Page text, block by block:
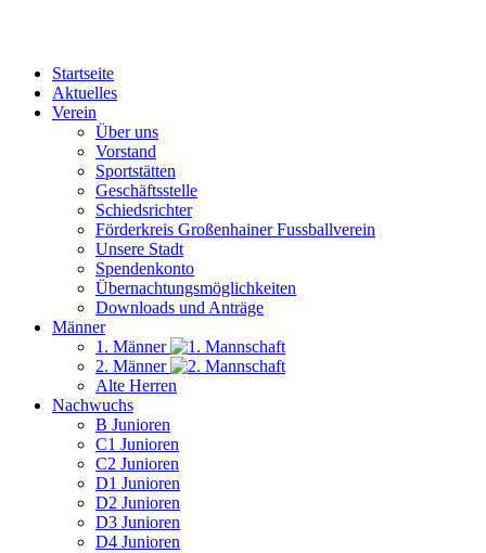
Startseite
Aktuelles
Verein
Über uns
Vorstand
Sportstätten
Geschäftsstelle
Schiedsrichter
Förderkreis Großenhainer Fussballverein
Unsere Stadt
Spendenkonto
Übernachtungsmöglichkeiten
Downloads und Anträge
Männer
1. Männer
2. Männer
Alte Herren
Nachwuchs
B Junioren
C1 Junioren
C2 Junioren
D1 Junioren
D2 Junioren
D3 Junioren
D4 Junioren